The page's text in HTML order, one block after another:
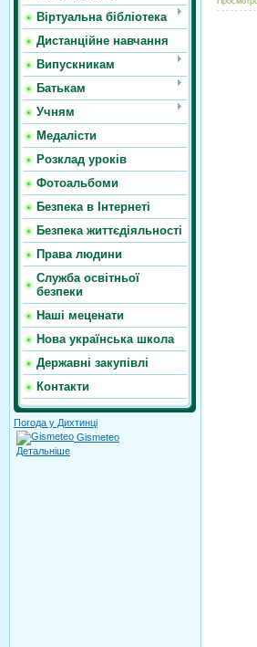
Віртуальна бібліотека
Дистанційне навчання
Випускникам
Батькам
Учням
Медалісти
Розклад уроків
Фотоальбоми
Безпека в Інтернеті
Безпека життєдіяльності
Права людини
Служба освітньої
безпеки
Наші меценати
Нова українська школа
Державні закупівлі
Контакти
Погода у Дихтинці
Gismeteo
Детальніше